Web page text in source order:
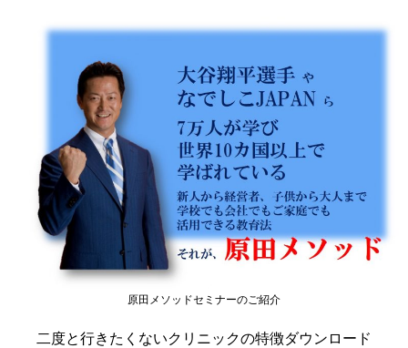
原田メソッドセミナーのご紹介
二度と行きたくないクリニックの特徴ダウンロード